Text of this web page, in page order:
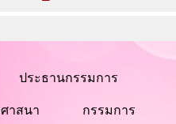
ประธานกรรมการ
าสนา กรรมการ